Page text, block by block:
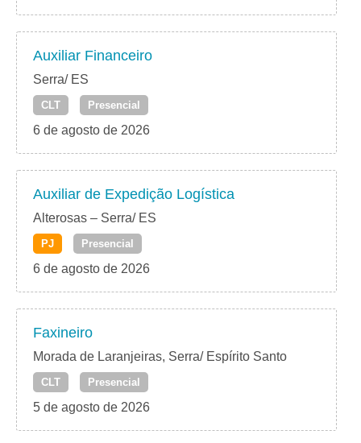
Auxiliar Financeiro
Serra/ ES
CLT Presencial
6 de agosto de 2026
Auxiliar de Expedição Logística
Alterosas – Serra/ ES
PJ Presencial
6 de agosto de 2026
Faxineiro
Morada de Laranjeiras, Serra/ Espírito Santo
CLT Presencial
5 de agosto de 2026